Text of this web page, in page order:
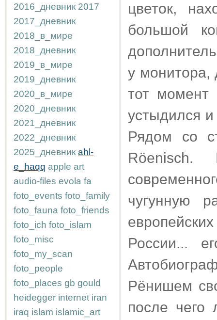
2016_дневник 2017
2017_дневник
2018_в_мире
2018_дневник
2019_в_мире
2019_дневник
2020_в_мире
2020_дневник
2021_дневник
2022_дневник
2025_дневник ahl-
e_haqq apple art
audio-files evola fa
foto_events foto_family
foto_fauna foto_friends
foto_ich foto_islam
foto_misc
foto_my_scan
foto_people
foto_places gb gould
heidegger internet iran
iraq islam islamic_art
цветок,
большой
у монитора,
тот
устыдился и
Рядом со
Röenisch.
чугунную
России...
Рёнишем
после чего